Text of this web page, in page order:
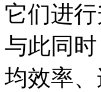
它们进
与此同时
均效率